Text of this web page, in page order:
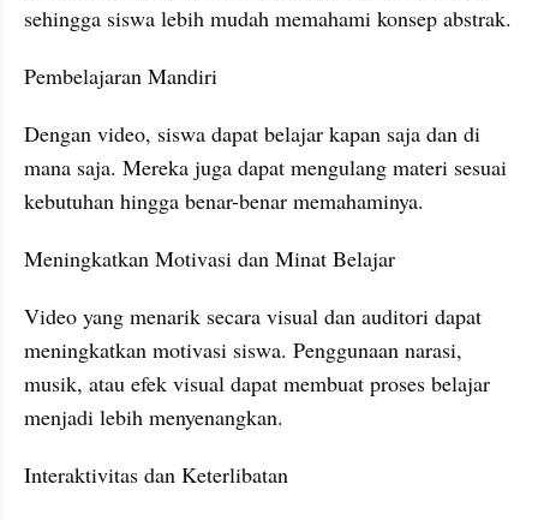
sehingga siswa lebih mudah memahami konsep abstrak.
Pembelajaran Mandiri
Dengan video, siswa dapat belajar kapan saja dan di
mana saja. Mereka juga dapat mengulang materi sesuai
kebutuhan hingga benar-benar memahaminya.
Meningkatkan Motivasi dan Minat Belajar
Video yang menarik secara visual dan auditori dapat
meningkatkan motivasi siswa. Penggunaan narasi,
musik, atau efek visual dapat membuat proses belajar
menjadi lebih menyenangkan.
Interaktivitas dan Keterlibatan